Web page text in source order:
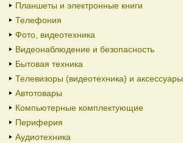
Планшеты и электронные книги
Телефония
Фото, видеотехника
Видеонаблюдение и безопасность
Бытовая техника
Телевизоры (видеотехника) и аксессуары
Автотовары
Компьютерные комплектующие
Периферия
Аудиотехника